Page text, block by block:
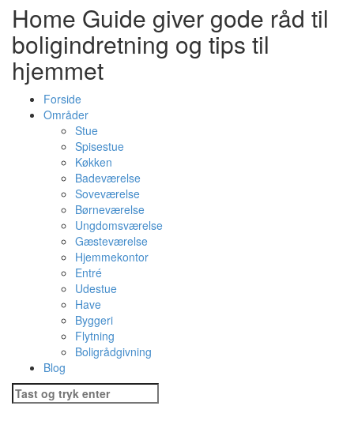
Home Guide giver gode råd til
boligindretning og tips til
hjemmet
Forside
Områder
Stue
Spisestue
Køkken
Badeværelse
Soveværelse
Børneværelse
Ungdomsværelse
Gæsteværelse
Hjemmekontor
Entré
Udestue
Have
Byggeri
Flytning
Boligrådgivning
Blog
Søg
efter: